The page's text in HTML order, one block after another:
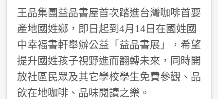
王品集團益品書屋首次踏進台灣咖啡首要
產地國姓鄉，即日起到4月14日在國姓國
中幸福書軒舉辦公益「益品書展」，希望
提升國姓孩子視野進而翻轉未來，同時開
放社區民眾及其它學校學生免費參觀、品
飲在地咖啡、品味閱讀之樂。